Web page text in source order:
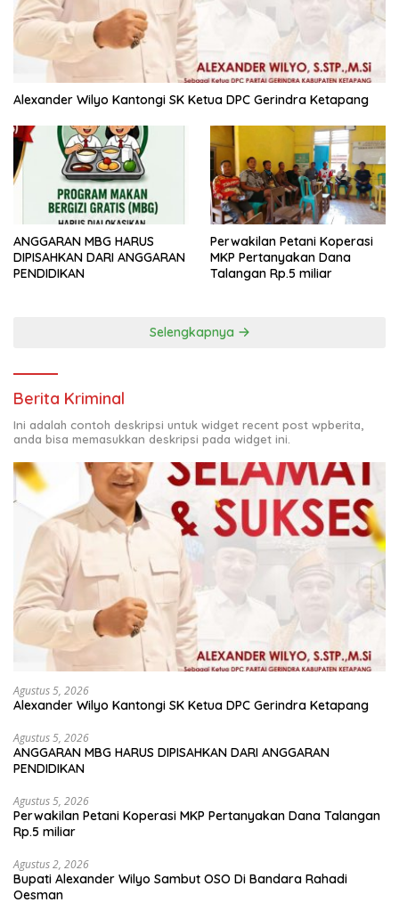
Alexander Wilyo Kantongi SK Ketua DPC Gerindra Ketapang
ANGGARAN MBG HARUS
DIPISAHKAN DARI ANGGARAN
PENDIDIKAN
Perwakilan Petani Koperasi
MKP Pertanyakan Dana
Talangan Rp.5 miliar
Selengkapnya
Berita Kriminal
Ini adalah contoh deskripsi untuk widget recent post wpberita,
anda bisa memasukkan deskripsi pada widget ini.
Agustus 5, 2026
Alexander Wilyo Kantongi SK Ketua DPC Gerindra Ketapang
Agustus 5, 2026
ANGGARAN MBG HARUS DIPISAHKAN DARI ANGGARAN
PENDIDIKAN
Agustus 5, 2026
Perwakilan Petani Koperasi MKP Pertanyakan Dana Talangan
Rp.5 miliar
Agustus 2, 2026
Bupati Alexander Wilyo Sambut OSO Di Bandara Rahadi
Oesman